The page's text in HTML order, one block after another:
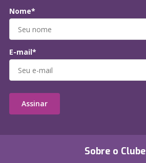
Sobre o Clube
Nome*
E-mail*
Assinar